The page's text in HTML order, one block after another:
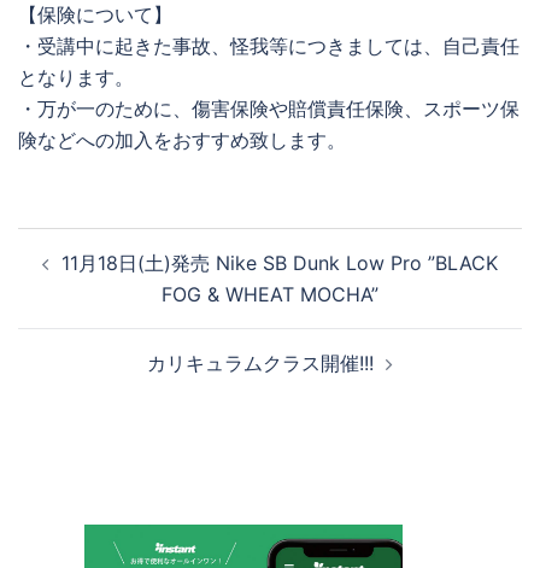
【保険について】
・受講中に起きた事故、怪我等につきましては、自己責任
となります。
・万が一のために、傷害保険や賠償責任保険、スポーツ保
険などへの加入をおすすめ致します。
稿
11月18日(土)発売 Nike SB Dunk Low Pro ”BLACK
FOG & WHEAT MOCHA”
カリキュラムクラス開催!!!